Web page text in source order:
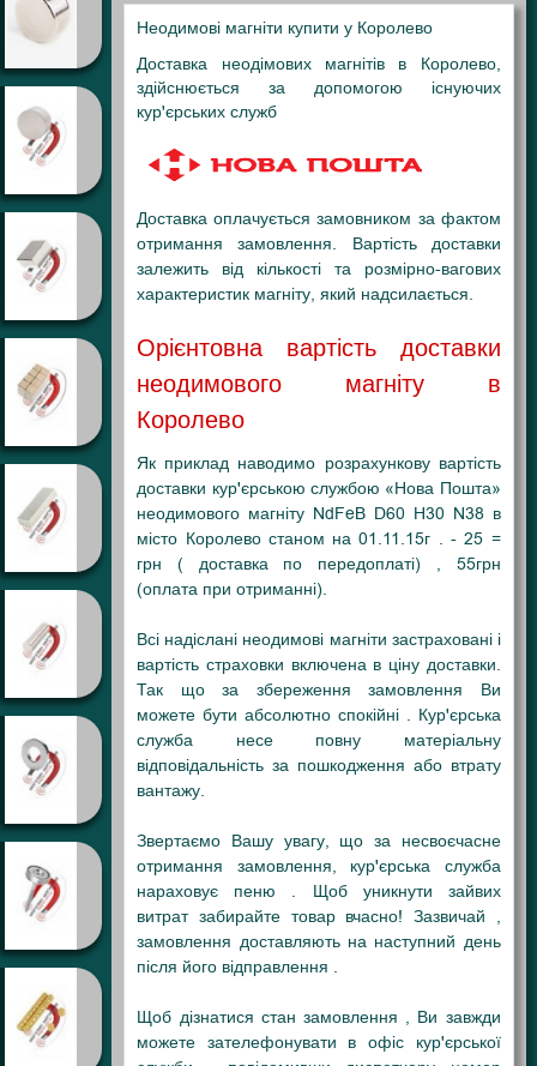
Неодимові магніти купити у Королево
Доставка неодімових магнітів в Королево,
здійснюється за допомогою існуючих
кур'єрських служб
Доставка оплачується замовником за фактом
отримання замовлення. Вартість доставки
залежить від кількості та розмірно-вагових
характеристик магніту, який надсилається.
Орієнтовна вартість доставки
неодимового магніту в
Королево
Як приклад наводимо розрахункову вартість
доставки кур'єрською службою «Нова Пошта»
неодимового магніту NdFeB D60 H30 N38 в
місто Королево станом на 01.11.15г . - 25 =
грн ( доставка по передоплаті) , 55грн
(оплата при отриманні).
Всі надіслані неодимові магніти застраховані і
вартість страховки включена в ціну доставки.
Так що за збереження замовлення Ви
можете бути абсолютно спокійні . Кур'єрська
служба несе повну матеріальну
відповідальність за пошкодження або втрату
вантажу.
Звертаємо Вашу увагу, що за несвоєчасне
отримання замовлення, кур'єрська служба
нараховує пеню . Щоб уникнути зайвих
витрат забирайте товар вчасно! Зазвичай ,
замовлення доставляють на наступний день
після його відправлення .
Щоб дізнатися стан замовлення , Ви завжди
можете зателефонувати в офіс кур'єрської